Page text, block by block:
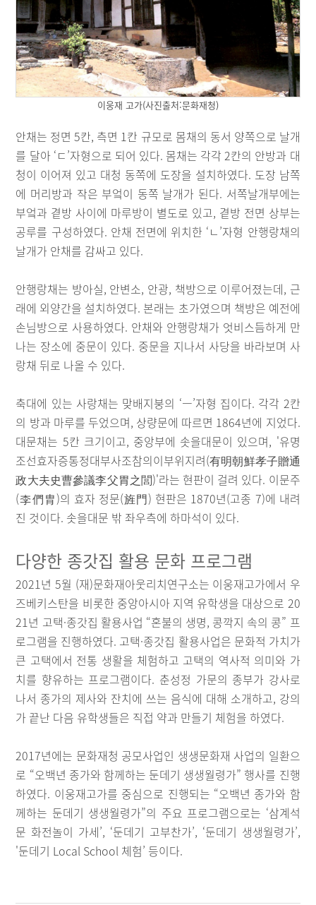
이웅재 고가(사진출처:문화재청)
안채는 정면 5칸, 측면 1칸 규모로 몸채의 동서 양쪽으로 날개
를 달아 ‘ㄷ’자형으로 되어 있다. 몸채는 각각 2칸의 안방과 대
청이 이어져 있고 대청 동쪽에 도장을 설치하였다. 도장 남쪽
에 머리방과 작은 부엌이 동쪽 날개가 된다. 서쪽날개부에는
부엌과 곁방 사이에 마루방이 별도로 있고, 곁방 전면 상부는
공루를 구성하였다. 안채 전면에 위치한 ‘ㄴ’자형 안행랑채의
날개가 안채를 감싸고 있다.
안행랑채는 방아실, 안변소, 안광, 책방으로 이루어졌는데, 근
래에 외양간을 설치하였다. 본래는 초가였으며 책방은 예전에
손님방으로 사용하였다. 안채와 안행랑채가 엇비스듬하게 만
나는 장소에 중문이 있다. 중문을 지나서 사당을 바라보며 사
랑채 뒤로 나올 수 있다.
축대에 있는 사랑채는 맞배지붕의 ‘ㅡ’자형 집이다. 각각 2칸
의 방과 마루를 두었으며, 상량문에 따르면 1864년에 지었다.
대문채는 5칸 크기이고, 중앙부에 솟을대문이 있으며, '유명
조선효자증통정대부사조참의이부위지려(有明朝鮮孝子贈通
政大夫史曹參議李父胃之閭)'라는 현판이 걸려 있다. 이문주
(李們胄)의 효자 정문(旌門) 현판은 1870년(고종 7)에 내려
진 것이다. 솟을대문 밖 좌우측에 하마석이 있다.
다양한 종갓집 활용 문화 프로그램
2021년 5월 (재)문화재아웃리치연구소는 이웅재고가에서 우
즈베키스탄을 비롯한 중앙아시아 지역 유학생을 대상으로 20
21년 고택·종갓집 활용사업 “혼불의 생명, 콩깍지 속의 콩” 프
로그램을 진행하였다. 고택·종갓집 활용사업은 문화적 가치가
큰 고택에서 전통 생활을 체험하고 고택의 역사적 의미와 가
치를 향유하는 프로그램이다. 춘성정 가문의 종부가 강사로
나서 종가의 제사와 잔치에 쓰는 음식에 대해 소개하고, 강의
가 끝난 다음 유학생들은 직접 약과 만들기 체험을 하였다.
2017년에는 문화재청 공모사업인 생생문화재 사업의 일환으
로 “오백년 종가와 함께하는 둔데기 생생월령가” 행사를 진행
하였다. 이웅재고가를 중심으로 진행되는 “오백년 종가와 함
께하는 둔데기 생생월령가”의 주요 프로그램으로는 ‘삼계석
문 화전놀이 가세’, ‘둔데기 고부찬가’, ‘둔데기 생생월령가’,
'둔데기 Local School 체험’ 등이다.